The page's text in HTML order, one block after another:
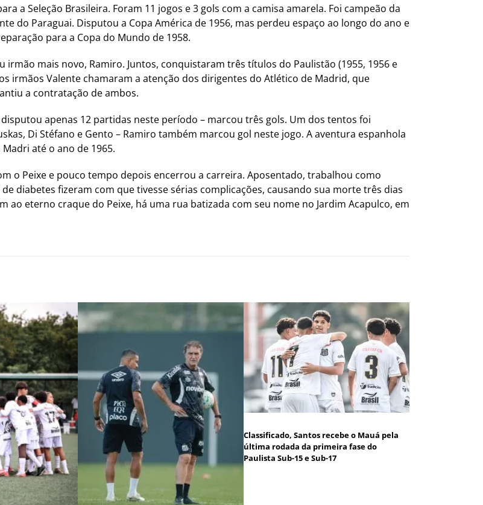
a Seleção Brasileira. Foram 11 jogos e 3 gols com a camisa amarela. Foi campeão da
do Paraguai. Disputou a Copa América de 1956, mas perdeu espaço ao longo do ano e
para a Copa do Mundo de 1958.
irmão mais novo, Ramiro. Juntos, conquistaram três títulos do Paulistão (1955, 1956 e
irmãos Valente chamaram a atenção dos dirigentes do Atlético de Madrid, que
a contratação de ambos.
apenas 12 partidas neste período – marcou três gols. Um dos tentos foi
Di Stéfano e Gento – Ramiro também marcou gol neste jogo. A aventura espanhola
até o ano de 1965.
o Peixe e pouco tempo depois encerrou a carreira. Aposentado, trabalhou como
diabetes fizeram com que tivesse sérias complicações, causando sua morte três dias
ao eterno craque do Peixe, há uma rua batizada com seu nome no Jardim Acapulco, em
Classificado, Santos recebe o Mauá pela
última rodada da primeira fase do
Paulista Sub-15 e Sub-17